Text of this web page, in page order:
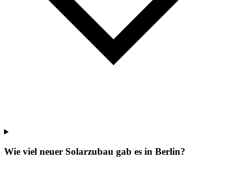
Wie viel neuer Solarzubau gab es in Berlin?